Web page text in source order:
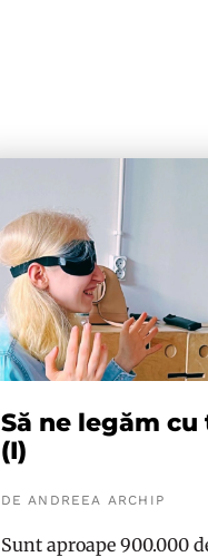
Să ne legăm
(I)
DE ANDREEA ARCHIP
Sunt aproape 900.000